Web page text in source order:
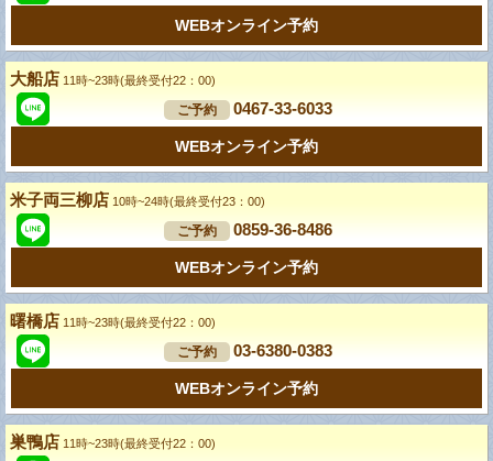
WEBオンライン予約
大船店 11時~23時(最終受付22：00)
ご予約 0467-33-6033
WEBオンライン予約
米子両三柳店 10時~24時(最終受付23：00)
ご予約 0859-36-8486
WEBオンライン予約
曙橋店 11時~23時(最終受付22：00)
ご予約 03-6380-0383
WEBオンライン予約
巣鴨店 11時~23時(最終受付22：00)